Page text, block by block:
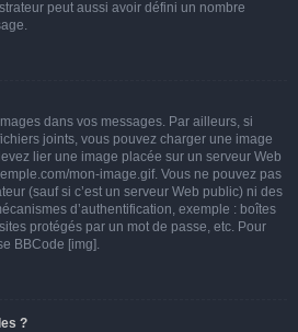
peut aussi avoir défini un nombre
dans vos messages. Par ailleurs, si
joints, vous pouvez charger une image
lier une image placée sur un serveur Web
mon-image.gif. Vous ne pouvez pas
(sauf si c’est un serveur Web public) ni des
d’authentification, exemple : boîtes
protégés par un mot de passe, etc. Pour
BBCode [img].
?